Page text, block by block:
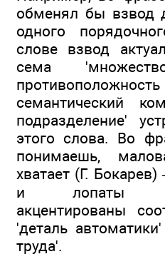
обменял бы взвод
одного
слове взвод
сема
семантический
подразделение'
этого слова. Во
понимаешь,
хватает (Г.
и лопаты
акцентированы
'деталь
труда'.